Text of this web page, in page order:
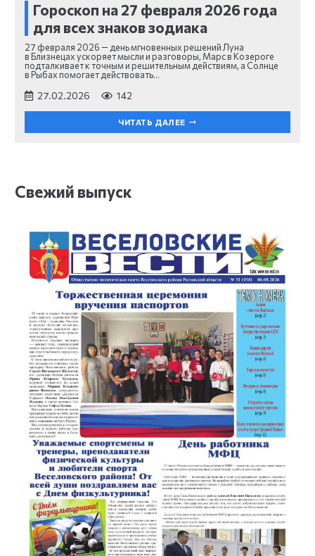
Гороскоп на 27 февраля 2026 года
для всех знаков зодиака
27 февраля 2026 — день мгновенных решений Луна
в Близнецах ускоряет мысли и разговоры, Марс в Козероге
подталкивает к точным и решительным действиям, а Солнце
в Рыбах помогает действовать…
27.02.2026 142
ЧИТАТЬ ДАЛЕЕ
Свежий выпуск